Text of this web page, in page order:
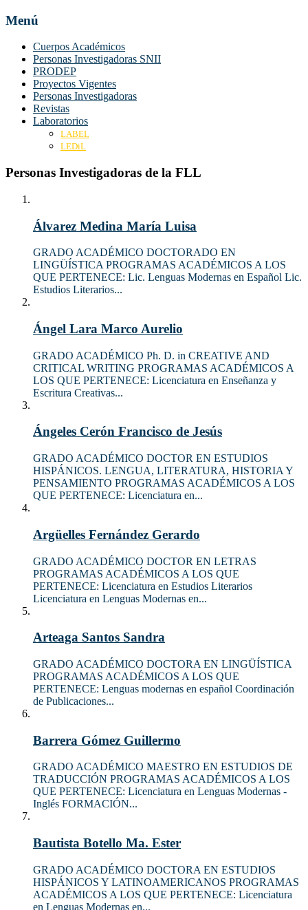
Menú
Cuerpos Académicos
Personas Investigadoras SNII
PRODEP
Proyectos Vigentes
Personas Investigadoras
Revistas
Laboratorios
LABEL
LEDiL
Personas Investigadoras de la FLL
Álvarez Medina María Luisa
GRADO ACADÉMICO DOCTORADO EN
LINGÜÍSTICA PROGRAMAS ACADÉMICOS A LOS
QUE PERTENECE: Lic. Lenguas Modernas en Español Lic.
Estudios Literarios...
Ángel Lara Marco Aurelio
GRADO ACADÉMICO Ph. D. in CREATIVE AND
CRITICAL WRITING PROGRAMAS ACADÉMICOS A
LOS QUE PERTENECE: Licenciatura en Enseñanza y
Escritura Creativas...
Ángeles Cerón Francisco de Jesús
GRADO ACADÉMICO DOCTOR EN ESTUDIOS
HISPÁNICOS. LENGUA, LITERATURA, HISTORIA Y
PENSAMIENTO PROGRAMAS ACADÉMICOS A LOS
QUE PERTENECE: Licenciatura en...
Argüelles Fernández Gerardo
GRADO ACADÉMICO DOCTOR EN LETRAS
PROGRAMAS ACADÉMICOS A LOS QUE
PERTENECE: Licenciatura en Estudios Literarios
Licenciatura en Lenguas Modernas en...
Arteaga Santos Sandra
GRADO ACADÉMICO DOCTORA EN LINGÜÍSTICA
PROGRAMAS ACADÉMICOS A LOS QUE
PERTENECE: Lenguas modernas en español Coordinación
de Publicaciones...
Barrera Gómez Guillermo
GRADO ACADÉMICO MAESTRO EN ESTUDIOS DE
TRADUCCIÓN PROGRAMAS ACADÉMICOS A LOS
QUE PERTENECE: Licenciatura en Lenguas Modernas -
Inglés FORMACIÓN...
Bautista Botello Ma. Ester
GRADO ACADÉMICO DOCTORA EN ESTUDIOS
HISPÁNICOS Y LATINOAMERICANOS PROGRAMAS
ACADÉMICOS A LOS QUE PERTENECE: Licenciatura
en Lenguas Modernas en...